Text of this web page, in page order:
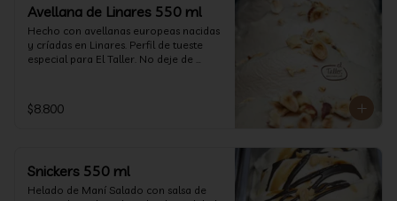
Avellana de Linares 550 ml
Hecho con avellanas europeas nacidas
y críadas en Linares. Perfil de tueste
especial para El Taller. No deje de
$8.800
Snickers 550 ml
Helado de Maní Salado con salsa de